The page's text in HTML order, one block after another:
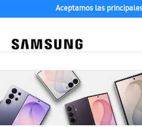
Aceptamos las